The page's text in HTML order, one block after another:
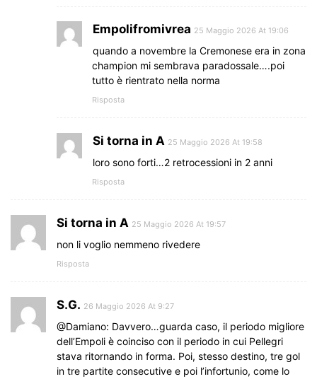
Empolifromivrea 25 Maggio 2026 At 19:06
quando a novembre la Cremonese era in zona
champion mi sembrava paradossale….poi
tutto è rientrato nella norma
Risposta
Si torna in A 25 Maggio 2026 At 19:58
loro sono forti…2 retrocessioni in 2 anni
Risposta
Si torna in A 25 Maggio 2026 At 19:57
non li voglio nemmeno rivedere
Risposta
S.G. 26 Maggio 2026 At 9:27
@Damiano: Davvero…guarda caso, il periodo migliore
dell’Empoli è coinciso con il periodo in cui Pellegri
stava ritornando in forma. Poi, stesso destino, tre gol
in tre partite consecutive e poi l’infortunio, come lo